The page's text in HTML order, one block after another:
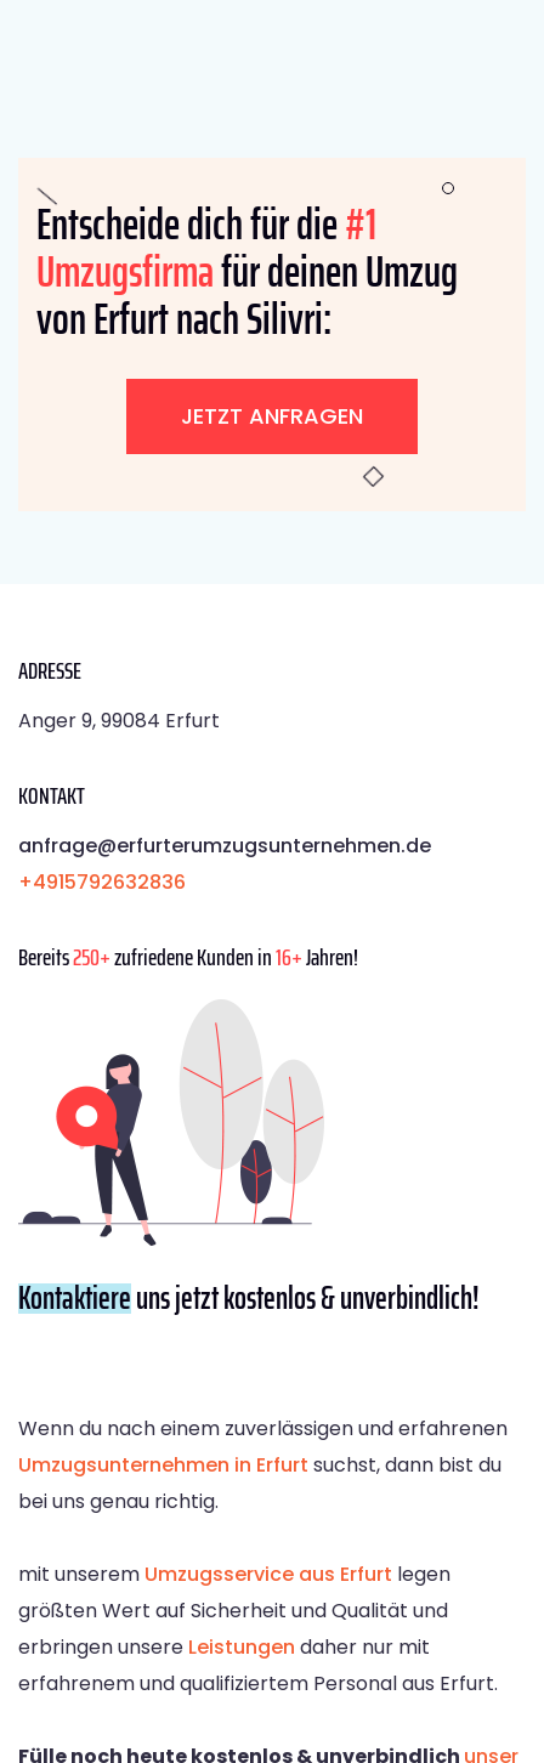
Entscheide dich für die#1
Umzugsfirmafür deinen Umzug
von Erfurt nach Silivri:
JETZT ANFRAGEN
ADRESSE
Anger 9, 99084 Erfurt
KONTAKT
anfrage@erfurterumzugsunternehmen.de
+4915792632836
Bereits250+zufriedene Kunden in16+Jahren!
Kontaktiereuns jetzt kostenlos & unverbindlich!
Wenn du nach einem zuverlässigen und erfahrenen
Umzugsunternehmen in Erfurt suchst, dann bist du
bei uns genau richtig.
mit unserem Umzugsservice aus Erfurt legen
größten Wert auf Sicherheit und Qualität und
erbringen unsere Leistungen daher nur mit
erfahrenem und qualifiziertem Personal aus Erfurt.
Fülle noch heute kostenlos & unverbindlich unser